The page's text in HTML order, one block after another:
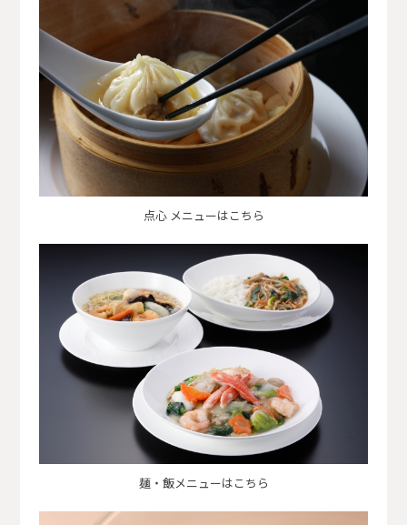
点心 メニューはこちら
麺・飯メニューはこちら